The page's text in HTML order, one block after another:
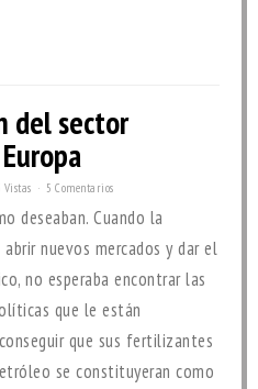
del sector
Vistas 5 Comentarios
deseaban. Cuando la
nuevos mercados y dar el
no esperaba encontrar las
que le están
que sus fertilizantes
se constituyeran como